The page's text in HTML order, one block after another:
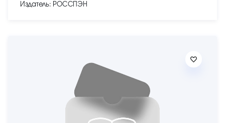
Издатель: РОССПЭН